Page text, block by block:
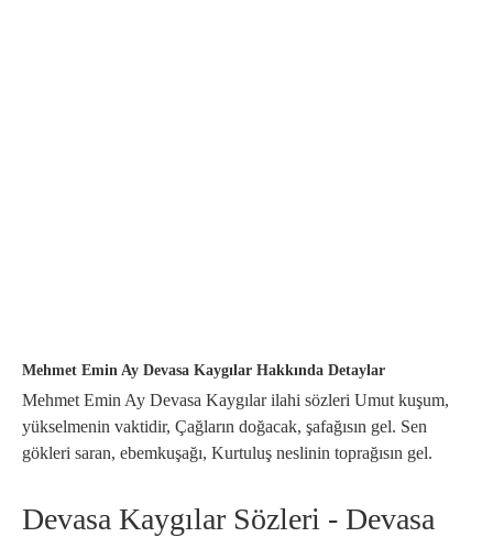
Mehmet Emin Ay Devasa Kaygılar Hakkında Detaylar
Mehmet Emin Ay Devasa Kaygılar ilahi sözleri Umut kuşum,
yükselmenin vaktidir, Çağların doğacak, şafağısın gel. Sen
gökleri saran, ebemkuşağı, Kurtuluş neslinin toprağısın gel.
Devasa Kaygılar Sözleri - Devasa